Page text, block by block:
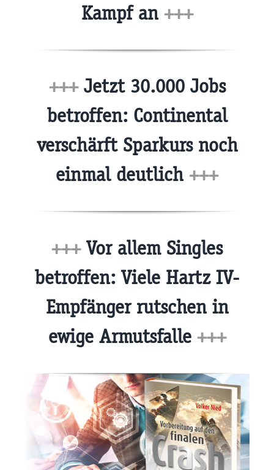
Kampf an +++
+++Jetzt 30.000 Jobs
betroffen: Continental
verschärft Sparkurs noch
einmal deutlich +++
+++Vor allem Singles
betroffen: Viele Hartz IV-
Empfänger rutschen in
ewige Armutsfalle +++